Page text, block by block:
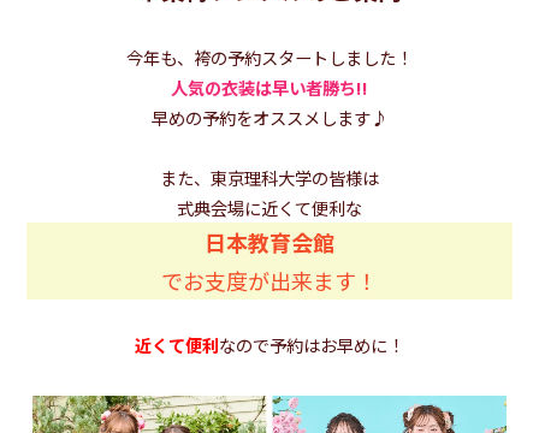
今年も、袴の予約スタートしました！
人気の衣装は早い者勝ち!!
早めの予約をオススメします♪
また、東京理科大学の皆様は
式典会場に近くて便利な
日本教育会館
でお支度が出来ます！
近くて便利なので予約はお早めに！